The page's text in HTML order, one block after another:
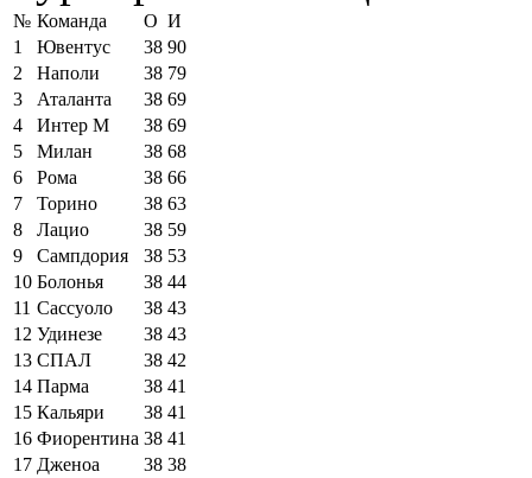
№ Команда О И
1
Ювентус 38 90
2
Наполи 38 79
3
Аталанта 38 69
4
Интер М 38 69
5
Милан 38 68
6
Рома 38 66
7
Торино 38 63
8
Лацио 38 59
9
Сампдория 38 53
10 Болонья 38 44
11 Сассуоло 38 43
12 Удинезе 38 43
13 СПАЛ 38 42
14 Парма 38 41
15 Кальяри 38 41
16 Фиорентина 38 41
17 Дженоа 38 38